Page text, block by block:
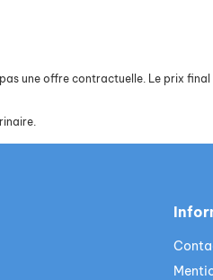
une offre contractuelle. Le prix